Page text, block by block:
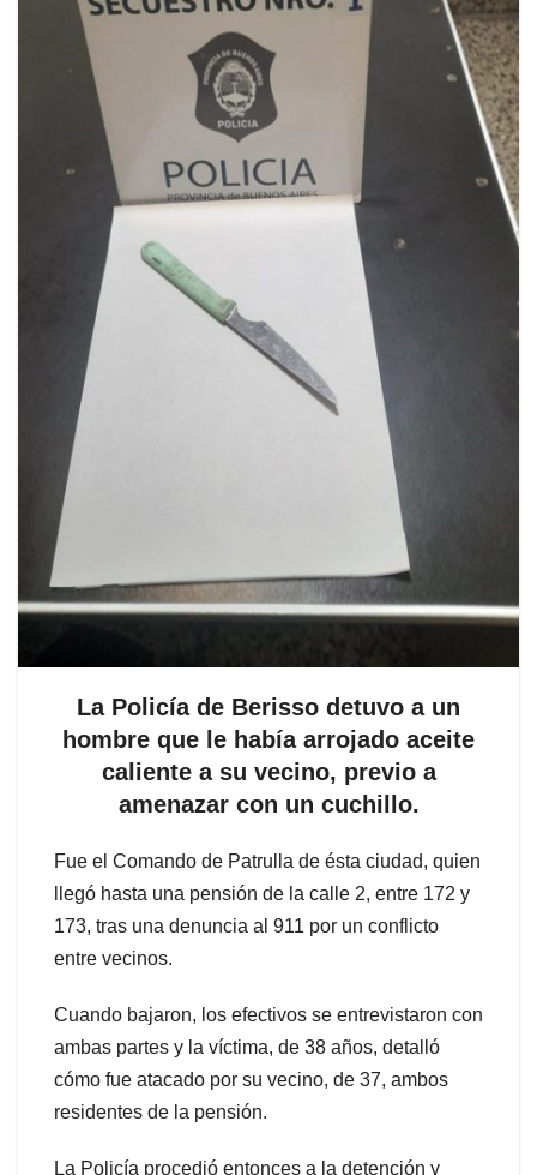
La Policía de Berisso detuvo a un
hombre que le había arrojado aceite
caliente a su vecino, previo a
amenazar con un cuchillo.
Fue el Comando de Patrulla de ésta ciudad, quien
llegó hasta una pensión de la calle 2, entre 172 y
173, tras una denuncia al 911 por un conflicto
entre vecinos.
Cuando bajaron, los efectivos se entrevistaron con
ambas partes y la víctima, de 38 años, detalló
cómo fue atacado por su vecino, de 37, ambos
residentes de la pensión.
La Policía procedió entonces a la detención y